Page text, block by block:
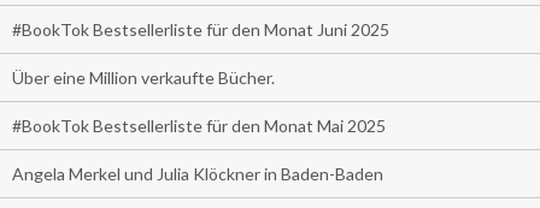
#BookTok Bestsellerliste für den Monat Juni 2025
Über eine Million verkaufte Bücher.
#BookTok Bestsellerliste für den Monat Mai 2025
Angela Merkel und Julia Klöckner in Baden-Baden